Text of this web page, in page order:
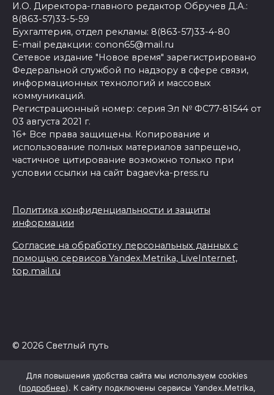
И.О. Директора-главного редактор Обручев Д.А.:
8(863-57)33-5-59
Бухгалтерия, отдел рекламы: 8(863-57)33-4-80
E-mail редакции: conon65@mail.ru
Сетевое издание "Новое время" зарегистрировано
Федеральной службой по надзору в сфере связи,
информационных технологий и массовых
коммуникаций.
Регистрационный номер: серия Эл № ФС77-81544 от
03 августа 2021 г.
16+ Все права защищены. Копирование и
использование полных материалов запрещено,
частичное цитирование возможно только при
условии ссылки на сайт bagaevka-press.ru
Политика конфиденциальности и защиты
информации
Согласие на обработку персональных данных с
помощью сервисов Yandex.Metrika, LiveInternet,
top.mail.ru
© 2026 Светлый путь
Для повышения удобства сайта мы используем cookies
(подробнее). К сайту подключены сервисы Yandex.Metrika,